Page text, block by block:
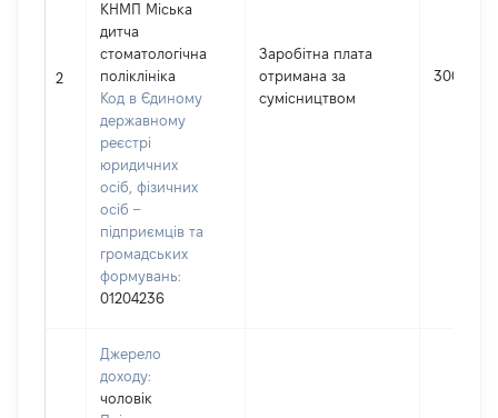
2
КНМП Міська
дитча
стоматологічна
поліклініка
Код в Єдиному
державному
реєстрі
юридичних
осіб, фізичних
осіб –
підприємців та
громадських
формувань:
01204236
Заробітна плата
отримана за
сумісництвом
30077
Джерело
доходу:
чоловік